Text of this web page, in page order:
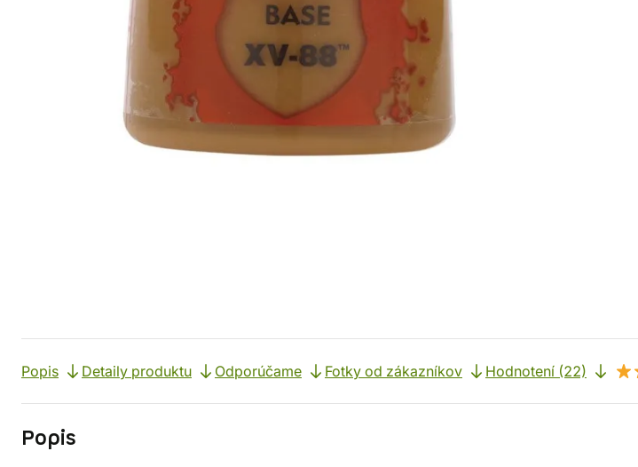
Popis Detaily produktu Odporúčame Fotky od zákazníkov Hodnotení (22)
Popis